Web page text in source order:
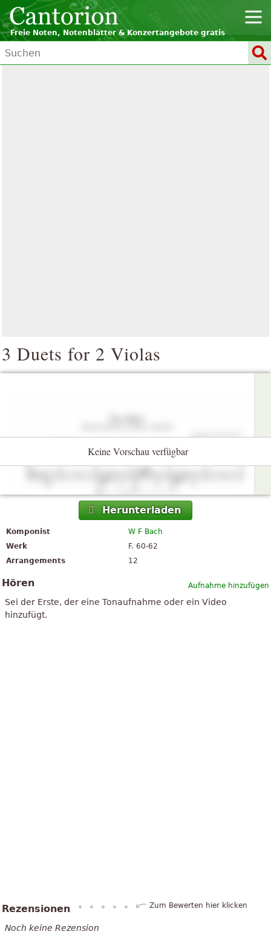
Freie Noten, Notenblätter & Konzertangebote gratis
3 Duets for 2 Violas
Keine Vorschau verfügbar
Herunterladen
Komponist
W F Bach
Werk
F. 60-62
Arrangements
12
Aufnahme hinzufügen
Hören
Sei der Erste, der eine Tonaufnahme oder ein Video
hinzufügt.
Rezensionen Zum Bewerten hier klicken
Noch keine Rezension